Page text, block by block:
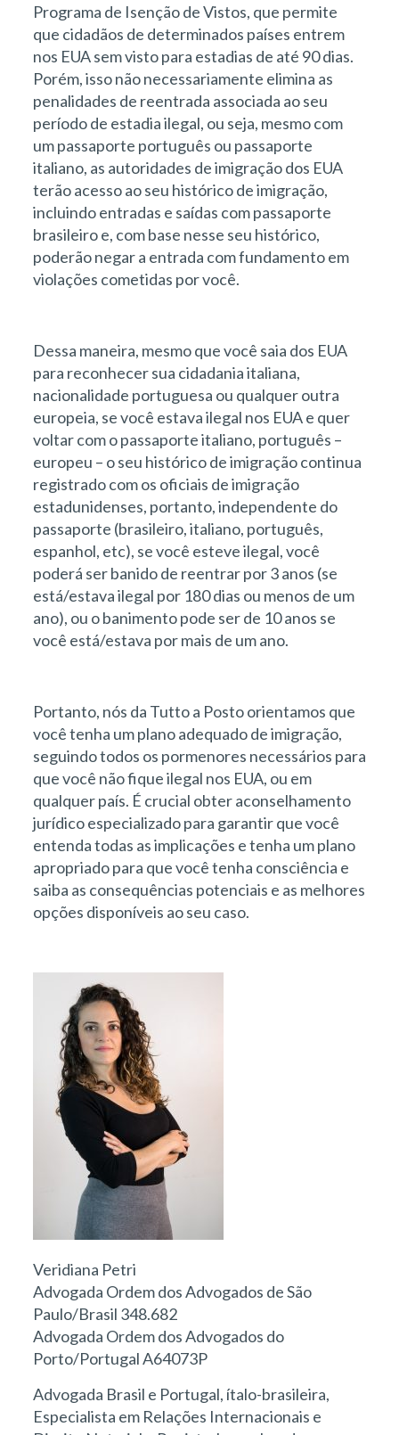
Programa de Isenção de Vistos, que permite
que cidadãos de determinados países entrem
nos EUA sem visto para estadias de até 90 dias.
Porém, isso não necessariamente elimina as
penalidades de reentrada associada ao seu
período de estadia ilegal, ou seja, mesmo com
um passaporte português ou passaporte
italiano, as autoridades de imigração dos EUA
terão acesso ao seu histórico de imigração,
incluindo entradas e saídas com passaporte
brasileiro e, com base nesse seu histórico,
poderão negar a entrada com fundamento em
violações cometidas por você.
Dessa maneira, mesmo que você saia dos EUA
para reconhecer sua cidadania italiana,
nacionalidade portuguesa ou qualquer outra
europeia, se você estava ilegal nos EUA e quer
voltar com o passaporte italiano, português –
europeu – o seu histórico de imigração continua
registrado com os oficiais de imigração
estadunidenses, portanto, independente do
passaporte (brasileiro, italiano, português,
espanhol, etc), se você esteve ilegal, você
poderá ser banido de reentrar por 3 anos (se
está/estava ilegal por 180 dias ou menos de um
ano), ou o banimento pode ser de 10 anos se
você está/estava por mais de um ano.
Portanto, nós da Tutto a Posto orientamos que
você tenha um plano adequado de imigração,
seguindo todos os pormenores necessários para
que você não fique ilegal nos EUA, ou em
qualquer país. É crucial obter aconselhamento
jurídico especializado para garantir que você
entenda todas as implicações e tenha um plano
apropriado para que você tenha consciência e
saiba as consequências potenciais e as melhores
opções disponíveis ao seu caso.
Veridiana Petri
Advogada Ordem dos Advogados de São
Paulo/Brasil 348.682
Advogada Ordem dos Advogados do
Porto/Portugal A64073P
Advogada Brasil e Portugal, ítalo-brasileira,
Especialista em Relações Internacionais e